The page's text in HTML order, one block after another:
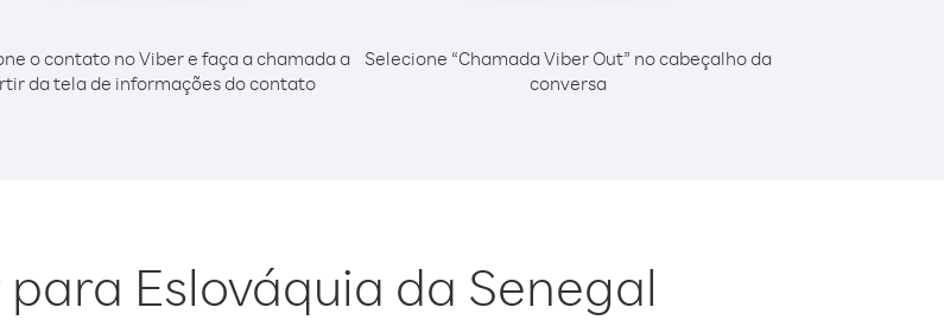
o contato no Viber e faça a chamada a
da tela de informações do contato
Selecione “Chamada Viber Out” no cabeçalho da
conversa
Eslováquia da Senegal